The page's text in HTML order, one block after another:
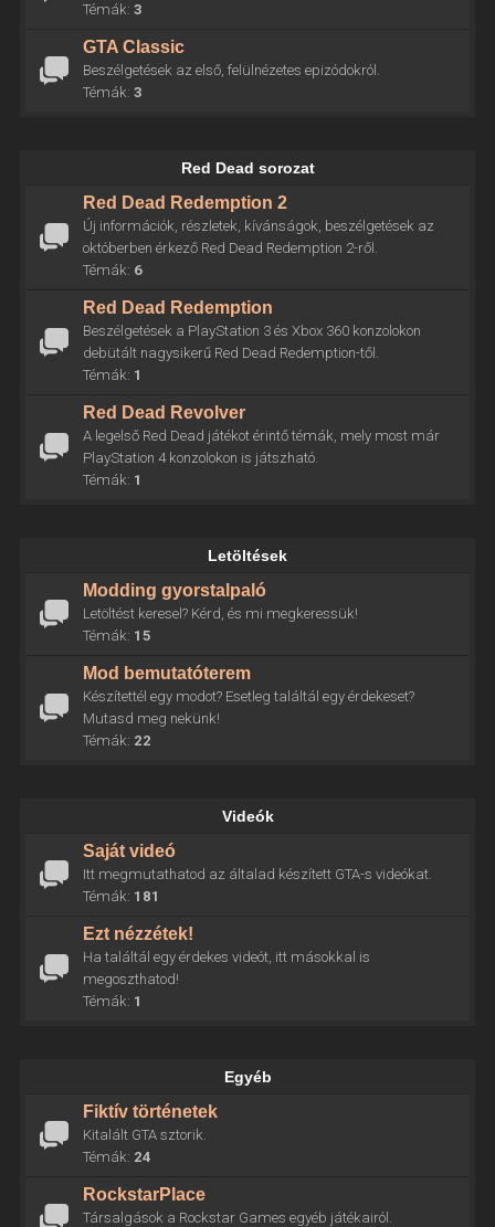
Témák: 3
GTA Classic
Beszélgetések az első, felülnézetes epizódokról.
Témák: 3
Red Dead sorozat
Red Dead Redemption 2
Új információk, részletek, kívánságok, beszélgetések az
októberben érkező Red Dead Redemption 2-ről.
Témák: 6
Red Dead Redemption
Beszélgetések a PlayStation 3 és Xbox 360 konzolokon
debütált nagysikerű Red Dead Redemption-től.
Témák: 1
Red Dead Revolver
A legelső Red Dead játékot érintő témák, mely most már
PlayStation 4 konzolokon is játszható.
Témák: 1
Letöltések
Modding gyorstalpaló
Letöltést keresel? Kérd, és mi megkeressük!
Témák: 15
Mod bemutatóterem
Készítettél egy modot? Esetleg találtál egy érdekeset?
Mutasd meg nekünk!
Témák: 22
Videók
Saját videó
Itt megmutathatod az általad készített GTA-s videókat.
Témák: 181
Ezt nézzétek!
Ha találtál egy érdekes videót, itt másokkal is
megoszthatod!
Témák: 1
Egyéb
Fiktív történetek
Kitalált GTA sztorik.
Témák: 24
RockstarPlace
Társalgások a Rockstar Games egyéb játékairól.